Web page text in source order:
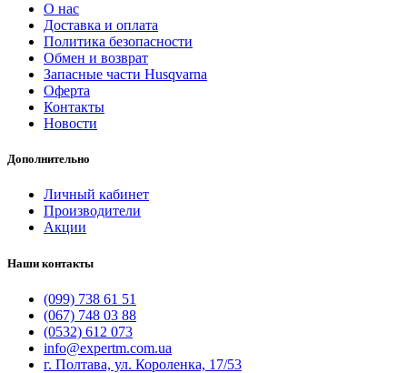
О нас
Доставка и оплата
Политика безопасности
Обмен и возврат
Запасные части Husqvarna
Оферта
Контакты
Новости
Дополнительно
Личный кабинет
Производители
Акции
Наши контакты
(099) 738 61 51
(067) 748 03 88
(0532) 612 073
info@expertm.com.ua
г. Полтава, ул. Короленка, 17/53